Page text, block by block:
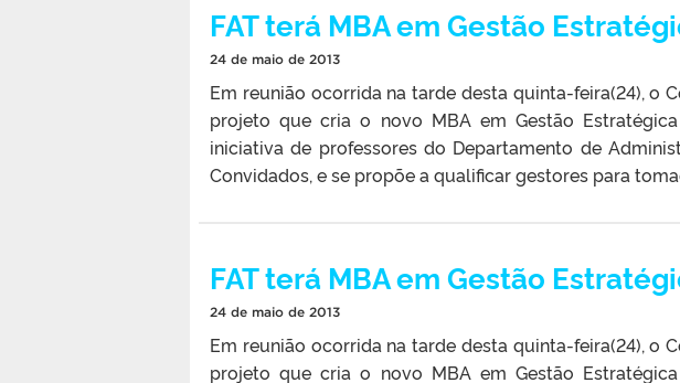
FAT terá MBA em Gestão
24 de maio de 2013
Em reunião ocorrida na tarde desta quinta-feira(24), o
projeto que cria o novo MBA em Gestão
iniciativa de professores do Departamento de
Convidados, e se propõe a qualificar gestores para
FAT terá MBA em Gestão
24 de maio de 2013
Em reunião ocorrida na tarde desta quinta-feira(24), o
projeto que cria o novo MBA em Gestão